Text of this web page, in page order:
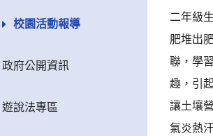
校園活動報導
政府公開資訊
遊說法專區
二年級
肥堆出
聯，學
趣，引
讓土壤
氣炎熱